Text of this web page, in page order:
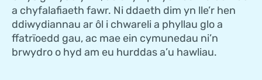
a chyfalafiaeth fawr. Ni ddaeth dim yn lle’r hen
ddiwydiannau ar ôl i chwareli a phyllau glo a
ffatrïoedd gau, ac mae ein cymunedau ni’n
brwydro o hyd am eu hurddas a’u hawliau.